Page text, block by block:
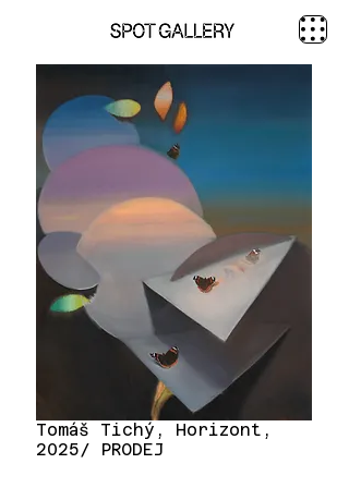
Tomáš Tichý, Horizont,
2025/ PRODEJ